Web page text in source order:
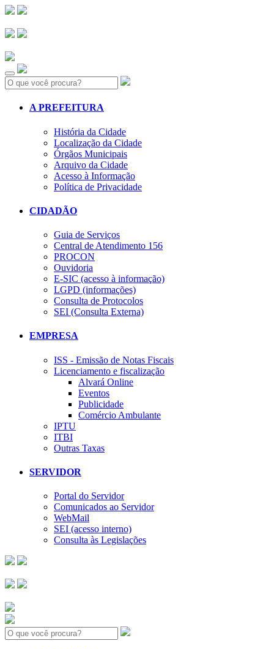
Search:
A PREFEITURA
História da Cidade
Localização da Cidade
Órgãos Municipais
Arquivo da Cidade
Acesso à Informação
Política de Privacidade
CIDADÃO
Guia de Serviços
Central de Atendimento 156
PROCON
Ouvidoria
E-SIC (acesso à informação)
LGPD (informações)
Consulta de Protocolos
SEI (Consulta Externa)
EMPRESA
ISS - Emissão de Notas Fiscais
Licenciamento e fiscalização
Alvará Online
Eventos
Publicidade
Comércio Ambulante
IPTU
ITBI
Outras Taxas
SERVIDOR
Portal do Servidor
Comunicados ao Servidor
WebMail
SEI (acesso interno)
Consulta às Legislações
Search: